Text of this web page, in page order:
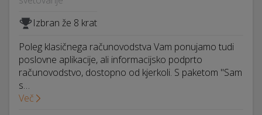
Izbran že 8 krat
Poleg klasičnega računovodstva Vam ponujamo tudi
poslovne aplikacije, ali informacijsko podprto
računovodstvo, dostopno od kjerkoli. S paketom "Sam
s…
Več